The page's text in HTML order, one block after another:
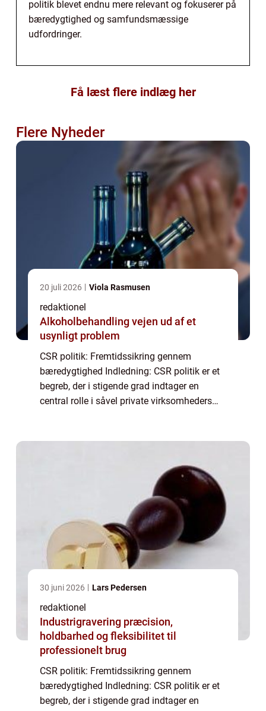
politik blevet endnu mere relevant og fokuserer på
bæredygtighed og samfundsmæssige
udfordringer.
Få læst flere indlæg her
Flere Nyheder
20 juli 2026 Viola Rasmusen
redaktionel
Alkoholbehandling vejen ud af et
usynligt problem
CSR politik: Fremtidssikring gennem
bæredygtighed Indledning: CSR politik er et
begreb, der i stigende grad indtager en
central rolle i såvel private virksomheders
30 juni 2026 Lars Pedersen
redaktionel
Industrigravering præcision,
holdbarhed og fleksibilitet til
professionelt brug
CSR politik: Fremtidssikring gennem
bæredygtighed Indledning: CSR politik er et
begreb, der i stigende grad indtager en